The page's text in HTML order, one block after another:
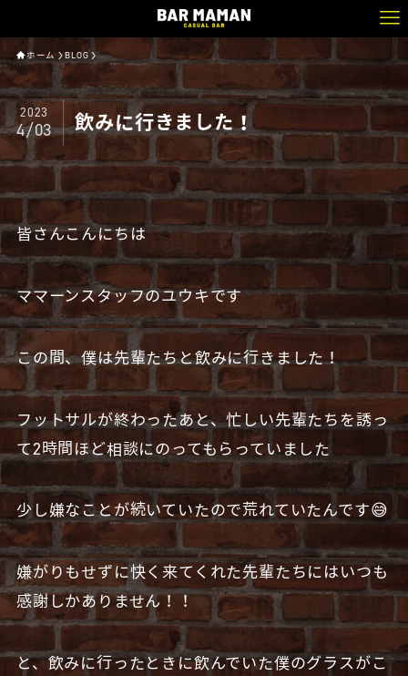
ホーム BLOG
飲みに行きました！
2023
4/03
皆さんこんにちは
ママーンスタッフのユウキです
この間、僕は先輩たちと飲みに行きました！
フットサルが終わったあと、忙しい先輩たちを誘っ
て2時間ほど相談にのってもらっていました
少し嫌なことが続いていたので荒れていたんです😅
嫌がりもせずに快く来てくれた先輩たちにはいつも
感謝しかありません！！
と、飲みに行ったときに飲んでいた僕のグラスがこ